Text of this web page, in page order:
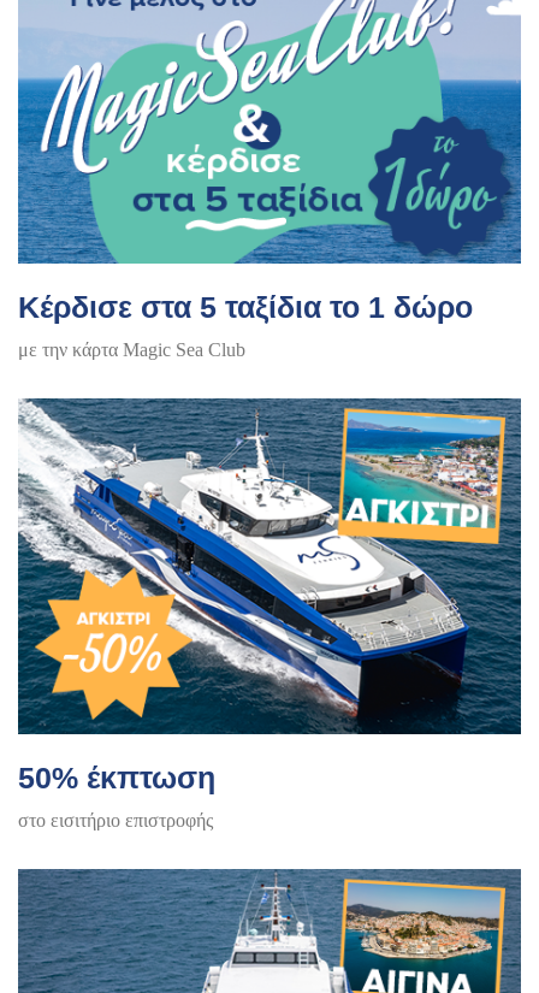
Κέρδισε στα 5 ταξίδια το 1 δώρο
με την κάρτα Magic Sea Club
50% έκπτωση
στο εισιτήριο επιστροφής